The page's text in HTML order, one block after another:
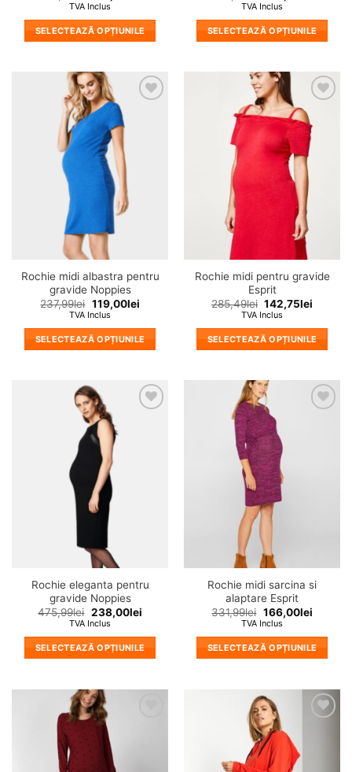
TVA Inclus
SELECTEAZĂ OPȚIUNILE
are
mai
multe
variații.
Opțiunile
pot
alese
pagina
produsului.
TVA Inclus
SELECTEAZĂ OPȚIUNILE
are
mai
multe
variații.
Opțiunile
pagina
produsului.
Rochie midi albastra pentru
gravide Noppies
237,99lei 119,00lei
TVA Inclus
SELECTEAZĂ OPȚIUNILE
are
mai
multe
variații.
Opțiunile
pot
fi
alese
produsului.
Adauga
in
wishlist!
Rochie midi pentru gravide
Esprit
285,49lei 142,75lei
TVA Inclus
SELECTEAZĂ OPȚIUNILE
are
mai
multe
variații.
Opțiunile
pot
fi
alese
pagina
produsului.
Rochie eleganta pentru
gravide Noppies
475,99lei 238,00lei
TVA Inclus
SELECTEAZĂ OPȚIUNILE
are
mai
multe
variații.
Opțiunile
Rochie midi sarcina si
alaptare Esprit
331,99lei 166,00lei
TVA Inclus
SELECTEAZĂ OPȚIUNILE
are
mai
multe
variații.
Opțiunilewishlist!